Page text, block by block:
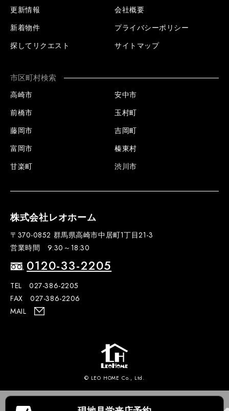
更新情報
新着物件
探してリクエスト
会社概要
プライバシーポリシー
サイトマップ
市区町村検索
高崎市
前橋市
藤岡市
富岡市
甘楽町
安中市
玉村町
吉岡町
榛東村
渋川市
株式会社レオホーム
〒370-0852 群馬県高崎市中居町1丁目21-3
営業時間 9:30～18:30
0120-33-2205
TEL 027-386-2205
FAX 027-386-2206
MAIL
© LEO HOME Co., Ltd.